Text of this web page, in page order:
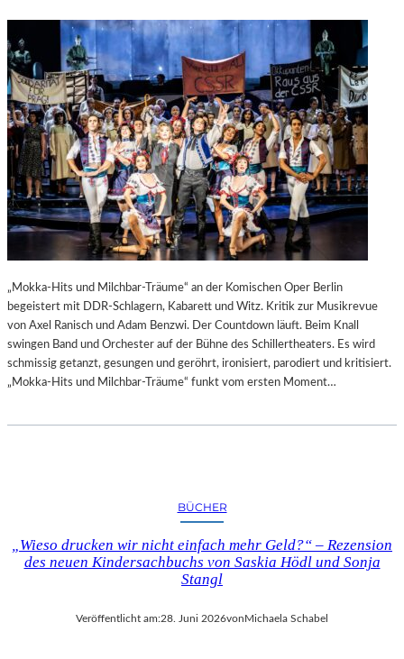
„Mokka-Hits und Milchbar-Träume“ an der Komischen Oper Berlin
begeistert mit DDR-Schlagern, Kabarett und Witz. Kritik zur Musikrevue
von Axel Ranisch und Adam Benzwi. Der Countdown läuft. Beim Knall
swingen Band und Orchester auf der Bühne des Schillertheaters. Es wird
schmissig getanzt, gesungen und geröhrt, ironisiert, parodiert und kritisiert.
„Mokka-Hits und Milchbar-Träume“ funkt vom ersten Moment…
BÜCHER
„Wieso drucken wir nicht einfach mehr Geld?“ – Rezension
des neuen Kindersachbuchs von Saskia Hödl und Sonja
Stangl
Veröffentlicht am:28. Juni 2026vonMichaela Schabel